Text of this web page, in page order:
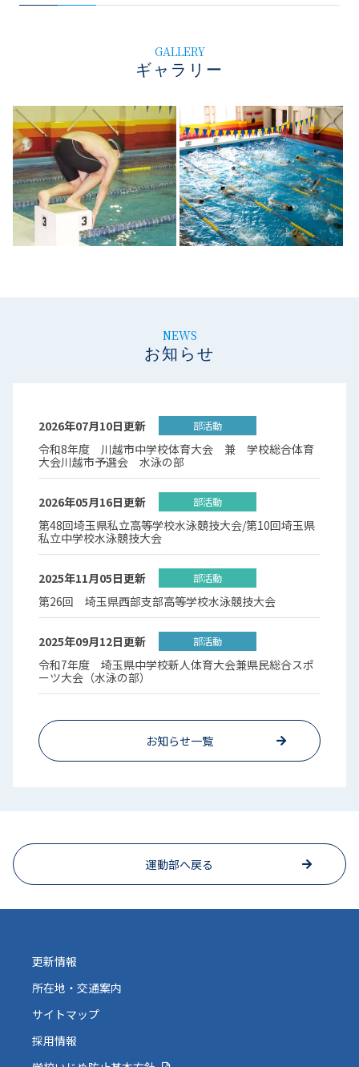
GALLERY
ギャラリー
NEWS
お知らせ
2026年07月10日更新 部活動
令和8年度 川越市中学校体育大会 兼 学校総合体育
大会川越市予選会 水泳の部
2026年05月16日更新 部活動
第48回埼玉県私立高等学校水泳競技大会/第10回埼玉県
私立中学校水泳競技大会
2025年11月05日更新 部活動
第26回 埼玉県西部支部高等学校水泳競技大会
2025年09月12日更新 部活動
令和7年度 埼玉県中学校新人体育大会兼県民総合スポ
ーツ大会（水泳の部）
お知らせ一覧
運動部へ戻る
更新情報
所在地・交通案内
サイトマップ
採用情報